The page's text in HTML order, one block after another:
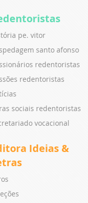
pe. vitor
santo afonso
redentoristas
redentoristas
sociais redentoristas
vocacional
Ideias &